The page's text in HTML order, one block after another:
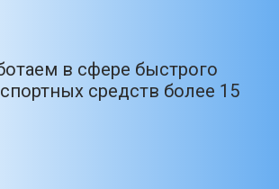
в сфере быстрого
средств более 15